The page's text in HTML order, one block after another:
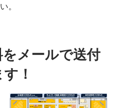
。
メールで送付
！